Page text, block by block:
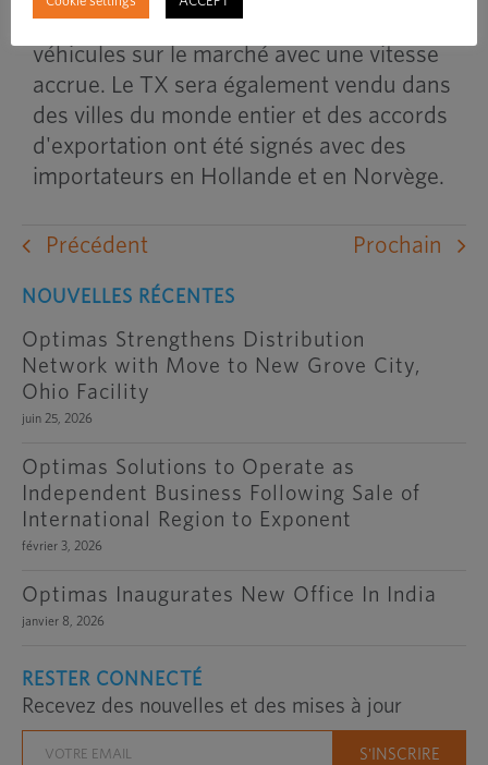
davantage l'accent sur la livraison des
véhicules sur le marché avec une vitesse
accrue. Le TX sera également vendu dans
des villes du monde entier et des accords
d'exportation ont été signés avec des
importateurs en Hollande et en Norvège.
Précédent Prochain
NOUVELLES RÉCENTES
Optimas Strengthens Distribution
Network with Move to New Grove City,
Ohio Facility
juin 25, 2026
Optimas Solutions to Operate as
Independent Business Following Sale of
International Region to Exponent
février 3, 2026
Optimas Inaugurates New Office In India
janvier 8, 2026
RESTER CONNECTÉ
Recevez des nouvelles et des mises à jour